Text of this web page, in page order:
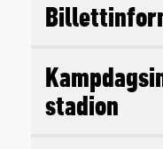
stadion